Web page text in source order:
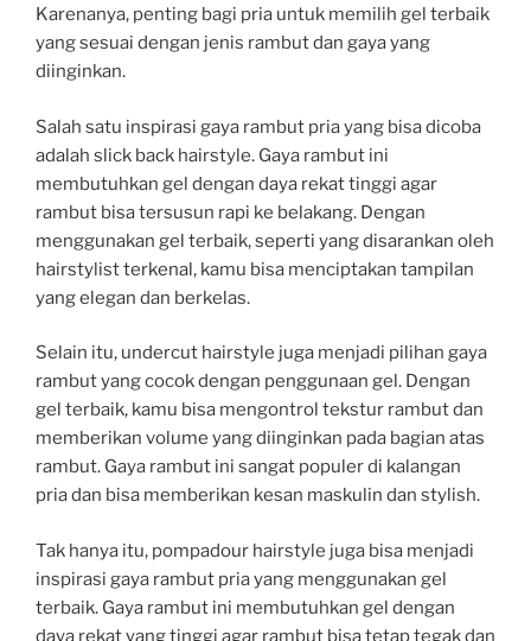
Karenanya, penting bagi pria untuk memilih gel terbaik
yang sesuai dengan jenis rambut dan gaya yang
diinginkan.
Salah satu inspirasi gaya rambut pria yang bisa dicoba
adalah slick back hairstyle. Gaya rambut ini
membutuhkan gel dengan daya rekat tinggi agar
rambut bisa tersusun rapi ke belakang. Dengan
menggunakan gel terbaik, seperti yang disarankan oleh
hairstylist terkenal, kamu bisa menciptakan tampilan
yang elegan dan berkelas.
Selain itu, undercut hairstyle juga menjadi pilihan gaya
rambut yang cocok dengan penggunaan gel. Dengan
gel terbaik, kamu bisa mengontrol tekstur rambut dan
memberikan volume yang diinginkan pada bagian atas
rambut. Gaya rambut ini sangat populer di kalangan
pria dan bisa memberikan kesan maskulin dan stylish.
Tak hanya itu, pompadour hairstyle juga bisa menjadi
inspirasi gaya rambut pria yang menggunakan gel
terbaik. Gaya rambut ini membutuhkan gel dengan
daya rekat yang tinggi agar rambut bisa tetap tegak dan